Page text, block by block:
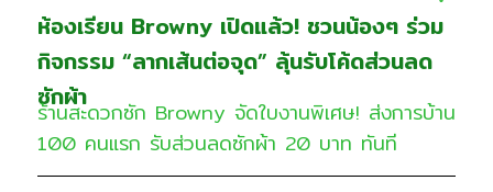
ห้องเรียน Browny เปิดแล้ว! ชวนน้องๆ ร่วม
กิจกรรม “ลากเส้นต่อจุด” ลุ้นรับโค้ดส่วนลด
ซักผ้า
ร้านสะดวกซัก Browny จัดใบงานพิเศษ! ส่งการบ้าน
100 คนแรก รับส่วนลดซักผ้า 20 บาท ทันที